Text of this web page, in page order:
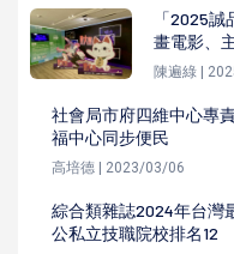
「2025
畫電影、
陳遍綠 |
社會局市府四維中心專
福中心同步便民
高培德 | 2023/03/06
綜合類雜誌2024年台灣
公私立技職院校排名12